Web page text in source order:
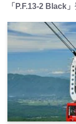
「P.F.13-2 Black